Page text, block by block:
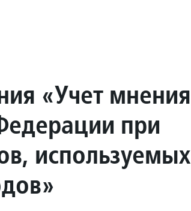
«Учет мнения
при
используемых